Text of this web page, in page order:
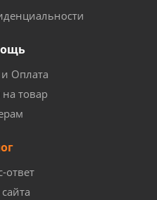
Оплата
на товар
ответ